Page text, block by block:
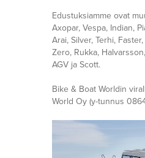
Edustuksiamme ovat
Axopar, Vespa, Indian,
Arai, Silver, Terhi,
Zero, Rukka,
AGV ja Scott.
Bike & Boat Worldin
World Oy (y-tunnus